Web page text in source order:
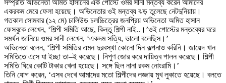
সম্প্রতি অভিনেতা অমিত হাসানের এক পোস্টে ওমর সানী মন্তব্য করেন আমাদের
একরকম মেরে ফেলা হয়েছে। অভিনেতার ওই মন্তব্য ঝড় তুলেছে নেটদুনিয়ায়।
গতকাল সোমবার (১২ মে) ঢালিউড চলচ্চিত্রের জনপ্রিয় অভিনেতা অমিত হাসান
ফেসবুকে লেখেন, ‘শিল্পী সমিতি আছে, কিন্তু শিল্পী নাই..।’ওই পোস্টের মন্তব্যের ঘরে
সমর্থন জানিয়ে ওমর সানী লেখেন, ‘একদম সত্যি, ভালো বলেছিস।’
অভিনেতা বলেন, ‘শিল্পী সমিতির এমন দুরবস্থা কোনো দিন কল্পনাও করিনি। জায়েদ খান
সমিতিতে এসে যা ইচ্ছা তা–ই করেছে। নিপুণ জোর করে দায়িত্ব পালন করেছে। শিল্পী
সমিতি ঘিরে কোটি টাকার খেলা হয়েছে। সঙ্গে ছিল নানা রকম নোংরামি।’
তিনি যোগ করেন, ‘এসব দেখে আমাদের মতো শিল্পীদের লজ্জায় মুখ লুকাতে হয়েছে। বলতে